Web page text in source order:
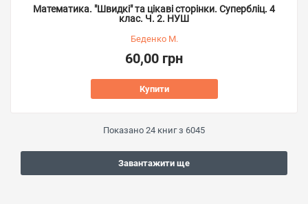
Математика. "Швидкі" та цікаві сторінки. Супербліц. 4
клас. Ч. 2. НУШ
Беденко М.
60,00 грн
Купити
Показано 24 книг з 6045
Завантажити ще